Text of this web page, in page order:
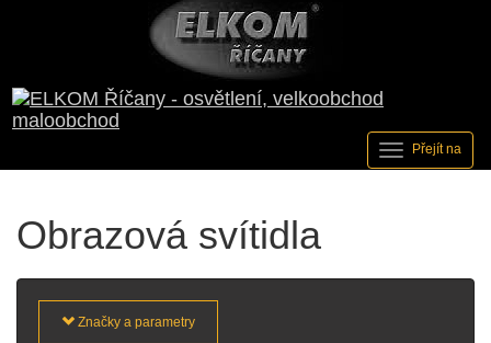
Přejít na
Obrazová svítidla
Značky a parametry